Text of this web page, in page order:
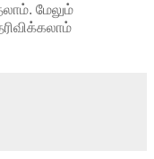
மேலும்